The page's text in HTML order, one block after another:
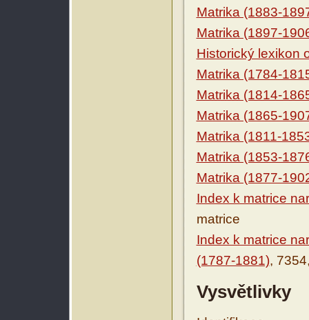
Matrika (1883-
Matrika (1897-
Historický lexikon
Matrika (1784-
Matrika (1814-
Matrika (1865-
Matrika (1811-
Matrika (1853-
Matrika (1877-
Index k matrice
matrice
Index k matrice
(1787-1881),
Vysvětlivky